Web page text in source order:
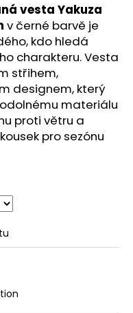
vesta Yakuza
v černé barvě je
kdo hledá
charakteru. Vesta
střihem,
designem, který
materiálu
proti větru a
pro sezónu